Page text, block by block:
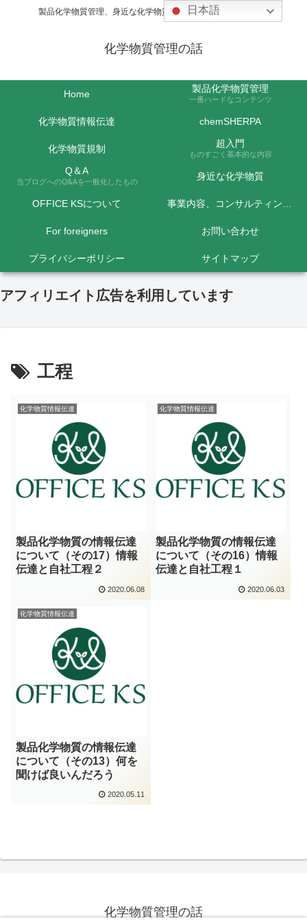
製品化学物質管理、身近な化学物質などの話題を取り上げます
化学物質管理の話
Home 製品化学物質管理
一番ハードなコンテンツ
化学物質情報伝達 chemSHERPA
化学物質規制 超入門
ものすごく基本的な内容
Q＆A
当ブログへのQ&Aを一般化したもの 身近な化学物質
OFFICE KSについて 事業内容、コンサルティング料金など
For foreigners お問い合わせ
プライバシーポリシー サイトマップ
アフィリエイト広告を利用しています
工程
化学物質情報伝達
製品化学物質の情報伝達
について（その17）情報
伝達と自社工程２
2020.06.08
化学物質情報伝達
製品化学物質の情報伝達
について（その16）情報
伝達と自社工程１
2020.06.03
化学物質情報伝達
製品化学物質の情報伝達
について（その13）何を
聞けば良いんだろう
2020.05.11
化学物質管理の話
日本語